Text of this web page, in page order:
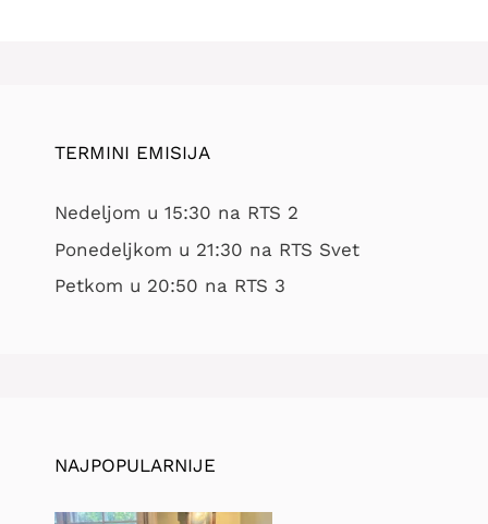
TERMINI EMISIJA
Nedeljom u 15:30 na RTS 2
Ponedeljkom u 21:30 na RTS Svet
Petkom u 20:50 na RTS 3
NAJPOPULARNIJE